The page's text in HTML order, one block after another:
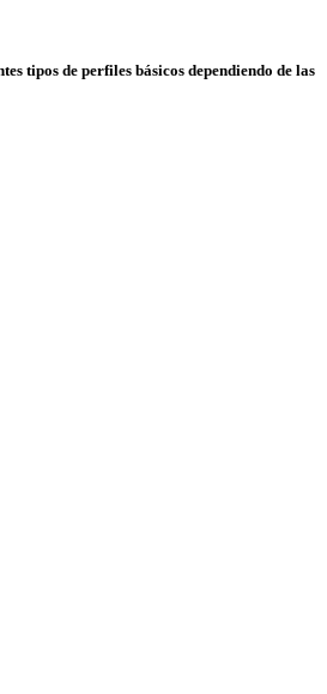
tipos de perfiles básicos dependiendo de las